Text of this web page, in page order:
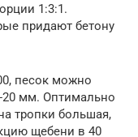
1:3:1.
придают бетону
песок можно
20 мм. Оптимально
тропки большая,
щебени в 40